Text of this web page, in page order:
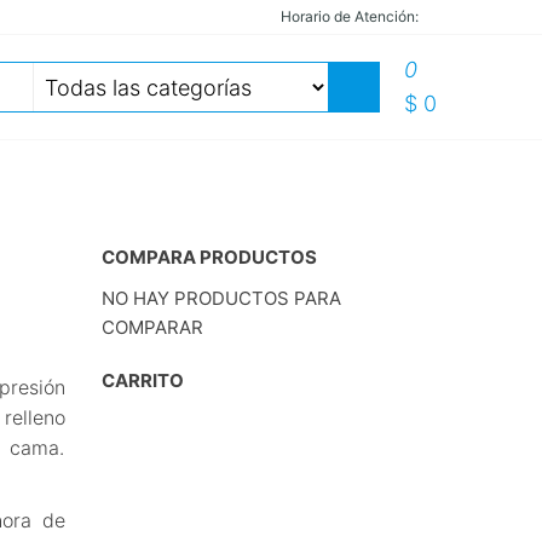
Horario de Atención:
0
$ 0
de
COMPARA PRODUCTOS
NO HAY PRODUCTOS PARA
COMPARAR
CARRITO